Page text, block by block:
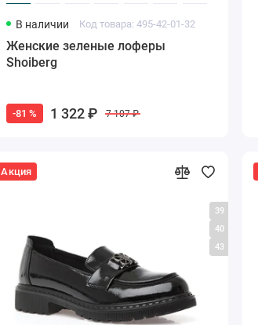
В наличии Код товара: 495-42-01-32
Женские зеленые лоферы
Shoiberg
-81 % 1 322 ₽ 7 107 ₽
Акция
39
40
43